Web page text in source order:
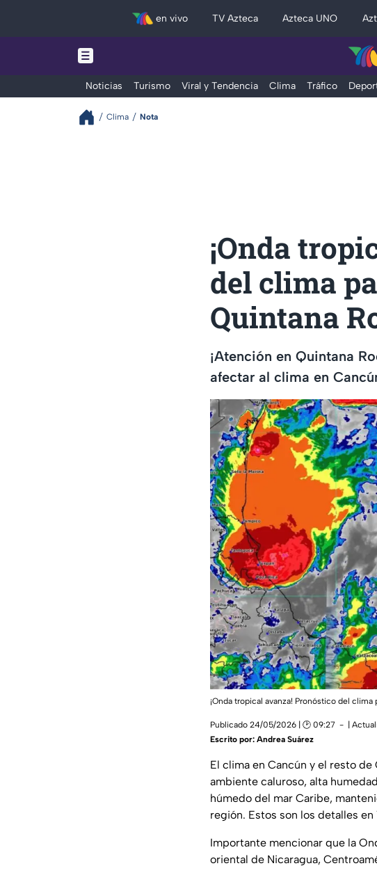
en vivo TV Azteca Azteca UNO
Noticias Turismo Viral y Tendencia Clima Tráfico
Clima Nota
¡Onda
del clima
Quintana
¡Atención en Quintana
afectar al clima en
¡Onda tropical avanza! Pronóstico del
Publicado 24/05/2026 | 🕑 09:27 |
Escrito por: Andrea Suárez
El clima en Cancún y el resto de
ambiente caluroso, alta
húmedo del mar Caribe,
región. Estos son los detalles
Importante mencionar que la
oriental de Nicaragua,